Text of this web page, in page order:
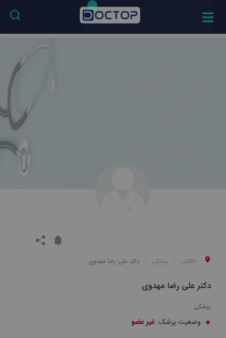
داکتاپ پزشکی دکتر علی رضا مهدوی
دکتر علی رضا مهدوی
پزشکی
وضعیت پزشک: غیر عضو